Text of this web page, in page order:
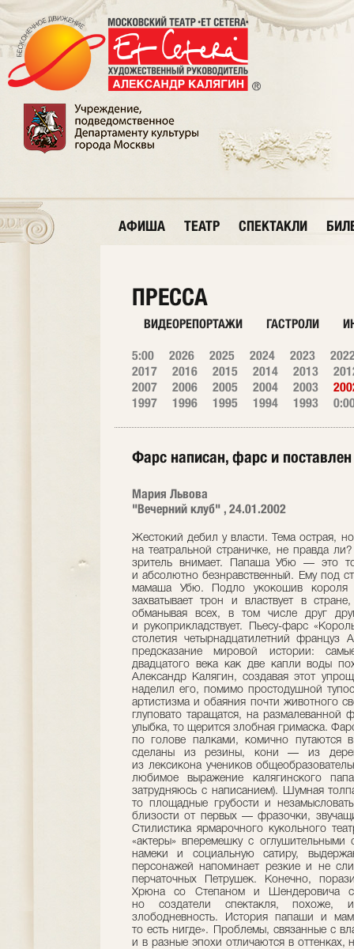
АФИША ТЕАТР СПЕКТАКЛИ
ПРЕССА
ВИДЕОРЕПОРТАЖИ ГАСТРОЛИ
5:00 2026 2025 2024 2023
2017
2016 2015 2014 2013
2007
2006 2005 2004 2003
1997
1996 1995 1994 1993
Фарс написан, фарс и поставлен
Мария Львова
"Вечерний клуб" , 24.01.2002
Жестокий дебил у власти. Тема острая,
на театральной страничке, не правда
зритель внимает. Папаша Убю — это
и абсолютно безнравственный. Ему под
мамаша Убю. Подло укокошив короля
захватывает трон и властвует в
обманывая всех, в том числе друг
и рукоприкладствует. Пьесу-фарс
столетия четырнадцатилетний
предсказание мировой истории:
двадцатого века как две капли воды
Александр Калягин, создавая этот
наделил его, помимо простодушной
артистизма и обаяния почти животного
глуповато таращатся, на
улыбка, то щерится злобная гримаска.
по голове палками, комично путаются
сделаны из резины, кони — из
из лексикона учеников
любимое выражение калягинского
затрудняюсь с написанием). Шумная
то площадные грубости и
близости от первых — фразочки,
Стилистика ярмарочного кукольного
«актеры» вперемешку с оглушительными
намеки и социальную сатиру,
персонажей напоминает резкие и не
перчаточных Петрушек. Конечно,
Хрюна со Степаном и Шендеровича с
но создатели спектакля, похоже,
злободневность. История папаши и
то есть нигде». Проблемы, связанные с
и в разные эпохи отличаются в оттенках,